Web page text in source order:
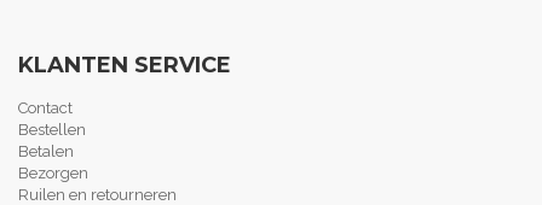
KLANTEN SERVICE
Contact
Bestellen
Betalen
Bezorgen
Ruilen en retourneren